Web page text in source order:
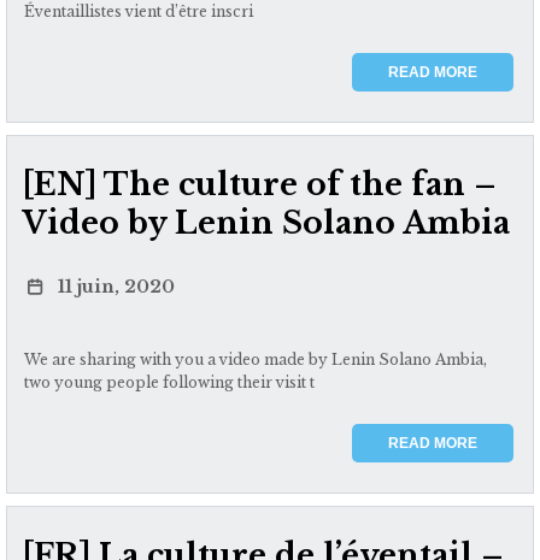
Éventaillistes vient d’être inscri
READ MORE
[EN] The culture of the fan –
Video by Lenin Solano Ambia
11 juin, 2020
We are sharing with you a video made by Lenin Solano Ambia,
two young people following their visit t
READ MORE